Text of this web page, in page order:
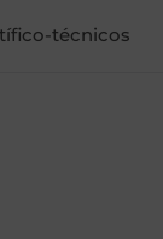
técnicos